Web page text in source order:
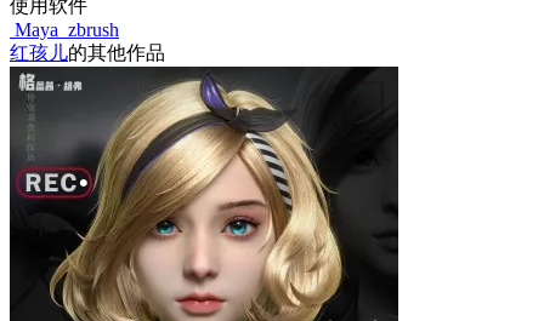
使用软件
Maya zbrush
红孩儿的其他作品